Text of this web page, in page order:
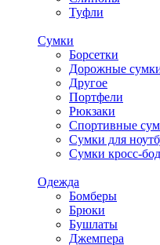
Туфли
Сумки
Борсетки
Дорожные
Другое
Портфели
Рюкзаки
Спортивные
Сумки для
Сумки кросс-
Одежда
Бомберы
Брюки
Бушлаты
Джемпера